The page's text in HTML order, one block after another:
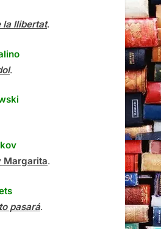
la llibertat.
.
Margarita.
pasará.